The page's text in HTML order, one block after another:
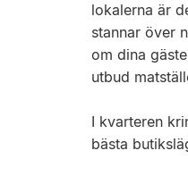
lokalerna är
stannar över
om dina
utbud
I kvarteren
bästa